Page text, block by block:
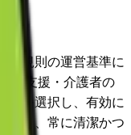
行規則の運営基準に
立支援・介護者の
具を選択し、有効に
提供、常に清潔かつ